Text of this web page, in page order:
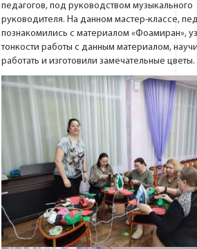
педагогов, под руководством музыкального
руководителя. На данном мастер-классе,
познакомились с материалом «Фоамиран»,
тонкости работы с данным материалом,
работать и изготовили замечательные цветы.